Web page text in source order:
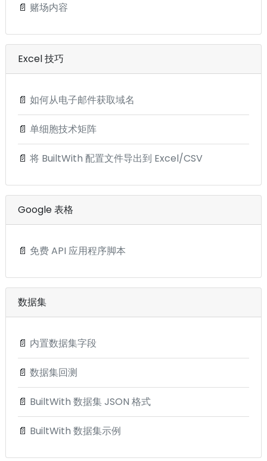
📄 赌场内容
Excel 技巧
📄 如何从电子邮件获取域名
📄 单细胞技术矩阵
📄 将 BuiltWith 配置文件导出到 Excel/CSV
Google 表格
📄 免费 API 应用程序脚本
数据集
📄 内置数据集字段
📄 数据集回测
📄 BuiltWith 数据集 JSON 格式
📄 BuiltWith 数据集示例